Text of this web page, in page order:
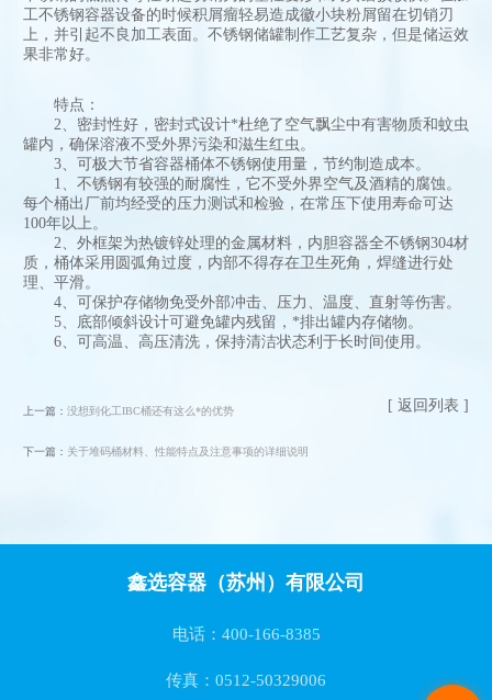
工不锈钢容器设备的时候积屑瘤轻易造成徽小块粉屑留在切销刃
上，并引起不良加工表面。不锈钢储罐制作工艺复杂，但是储运效
果非常好。
特点：
2、密封性好，密封式设计*杜绝了空气飘尘中有害物质和蚊虫
罐内，确保溶液不受外界污染和滋生红虫。
3、可极大节省容器桶体不锈钢使用量，节约制造成本。
1、不锈钢有较强的耐腐性，它不受外界空气及酒精的腐蚀。
每个桶出厂前均经受的压力测试和检验，在常压下使用寿命可达
100年以上。
2、外框架为热镀锌处理的金属材料，内胆容器全不锈钢304材
质，桶体采用圆弧角过度，内部不得存在卫生死角，焊缝进行处
理、平滑。
4、可保护存储物免受外部冲击、压力、温度、直射等伤害。
5、底部倾斜设计可避免罐内残留，*排出罐内存储物。
6、可高温、高压清洗，保持清洁状态利于长时间使用。
上一篇： 没想到化工IBC桶还有这么*的优势
下一篇： 关于堆码桶材料、性能特点及注意事项的详细说明
[ 返回列表 ]
鑫选容器（苏州）有限公司
电话：400-166-8385
传真：0512-50329006